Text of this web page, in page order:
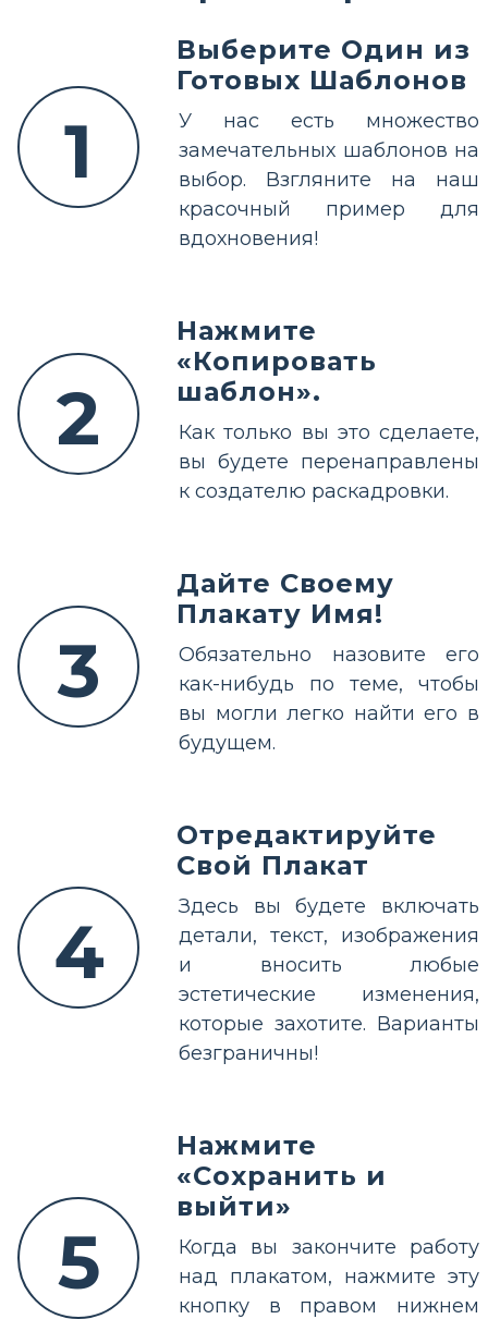
1
Выберите Один из
Готовых Шаблонов
У нас есть множество
замечательных шаблонов на
выбор. Взгляните на наш
красочный пример для
вдохновения!
2
Нажмите
«Копировать
шаблон».
Как только вы это сделаете,
вы будете перенаправлены
к создателю раскадровки.
3
Дайте Своему
Плакату Имя!
Обязательно назовите его
как-нибудь по теме, чтобы
вы могли легко найти его в
будущем.
4
Отредактируйте
Свой Плакат
Здесь вы будете включать
детали, текст, изображения
и вносить любые
эстетические изменения,
которые захотите. Варианты
безграничны!
5
Нажмите
«Сохранить и
выйти»
Когда вы закончите работу
над плакатом, нажмите эту
кнопку в правом нижнем